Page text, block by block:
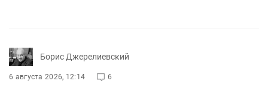
Борис Джерелиевский
6 августа 2026, 12:14 6